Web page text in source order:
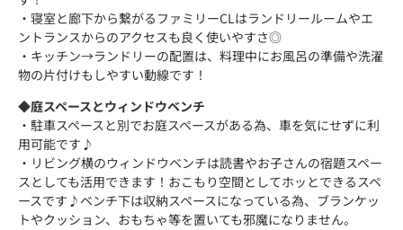
・寝室と廊下から繋がるファミリーCLはランドリールームやエ
ントランスからのアクセスも良く使いやすさ◎
・キッチン→ランドリーの配置は、料理中にお風呂の準備や洗濯
物の片付けもしやすい動線です！
◆庭スペースとウィンドウベンチ
・駐車スペースと別でお庭スペースがある為、車を気にせずに利
用可能です♪
・リビング横のウィンドウベンチは読書やお子さんの宿題スペー
スとしても活用できます！おこもり空間としてホッとできるスペ
ースです♪ベンチ下は収納スペースになっている為、ブランケッ
トやクッション、おもちゃ等を置いても邪魔になりません。